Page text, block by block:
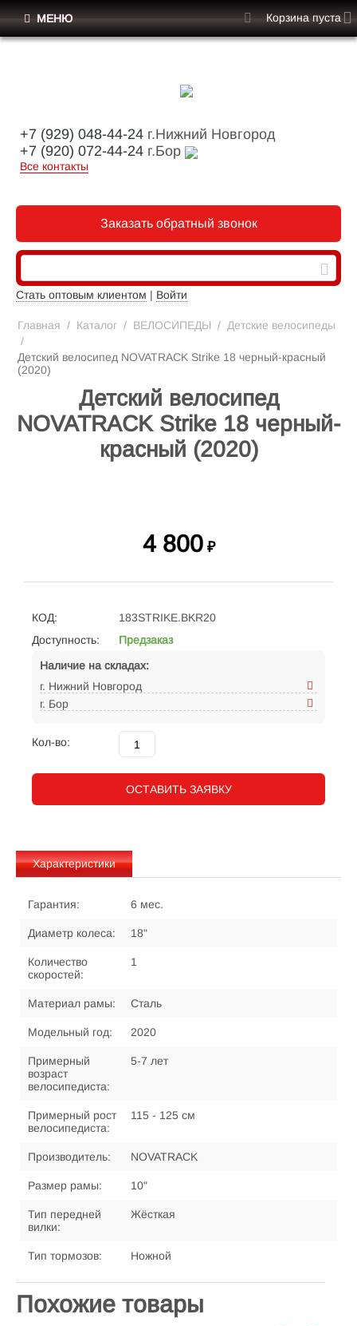
+7 (929) 048-44-24 г.Нижний Новгород
+7 (920) 072-44-24 г.Бор
Все контакты
Заказать обратный звонок
Стать оптовым клиентом | Войти
МЕНЮ Корзина пуста
Главная / Каталог / ВЕЛОСИПЕДЫ / Детские велосипеды
/
Детский велосипед NOVATRACK Strike 18 черный-красный
(2020)
Детский велосипед
NOVATRACK Strike 18 черный-
красный (2020)
4 800 ₽
КОД:
183STRIKE.BKR20
Доступность:
Предзаказ
Наличие на складах:
г. Нижний Новгород
г. Бор
Кол-во:
ОСТАВИТЬ ЗАЯВКУ
Характеристики
Гарантия: 6 мес.
Диаметр колеса: 18"
Количество
скоростей:
1
Материал рамы: Сталь
Модельный год: 2020
Примерный
возраст
велосипедиста:
5-7 лет
Примерный рост
велосипедиста:
115 - 125 см
Производитель: NOVATRACK
Размер рамы: 10"
Тип передней
вилки:
Жёсткая
Тип тормозов: Ножной
Похожие товары